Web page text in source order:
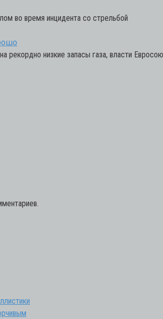
во время инцидента со стрельбой
низкие запасы газа, власти